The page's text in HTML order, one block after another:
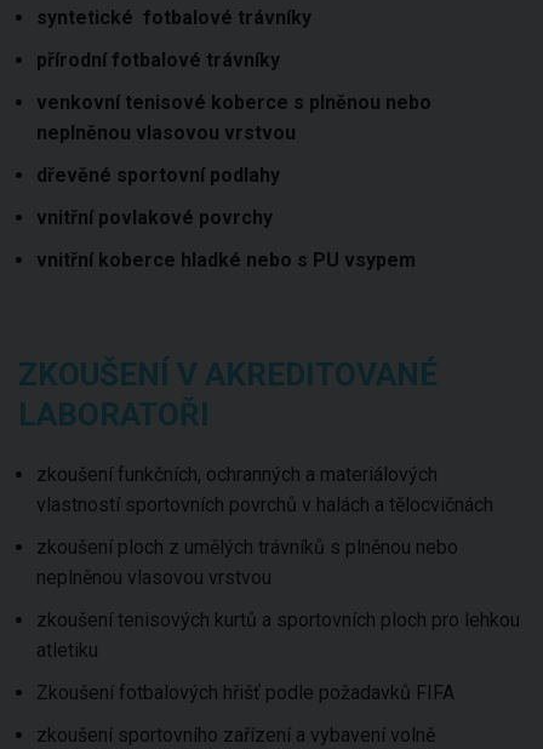
syntetické fotbalové trávníky
přírodní fotbalové trávníky
venkovní tenisové koberce s plněnou nebo
neplněnou vlasovou vrstvou
dřevěné sportovní podlahy
vnitřní povlakové povrchy
vnitřní koberce hladké nebo s PU vsypem
ZKOUŠENÍ V AKREDITOVANÉ
LABORATOŘI
zkoušení funkčních, ochranných a materiálových
vlastností sportovních povrchů v halách a tělocvičnách
zkoušení ploch z umělých trávníků s plněnou nebo
neplněnou vlasovou vrstvou
zkoušení tenisových kurtů a sportovních ploch pro lehkou
atletiku
Zkoušení fotbalových hřišť podle požadavků FIFA
zkoušení sportovního zařízení a vybavení volně